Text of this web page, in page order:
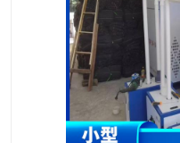
资阳冻库，资阳冻库安
乐山冻库,乐山保鲜冷库
雅安冷库,雅安冻库